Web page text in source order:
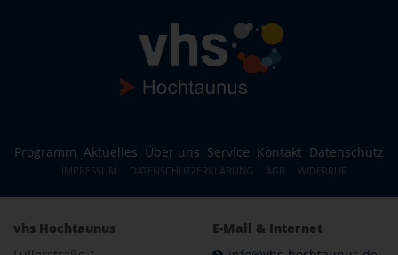
Programm Aktuelles Über uns Service Kontakt Datenschutz
IMPRESSUM DATENSCHUTZERKLÄRUNG AGB WIDERRUF
vhs Hochtaunus
E-Mail & Internet